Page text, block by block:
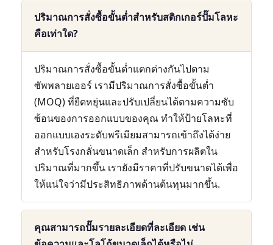
ปริมาณการสั่งซื้อขั้นต่ำสำหรับสติกเกอร์ปั๊มโลหะ
คือเท่าใด?
ปริมาณการสั่งซื้อขั้นต่ำแตกต่างกันไปตาม
ซัพพลายเออร์ เรามีปริมาณการสั่งซื้อขั้นต่ำ
(MOQ) ที่ยืดหยุ่นและปรับเปลี่ยนได้ตามความซับ
ซ้อนของการออกแบบของคุณ ทำให้ป้ายโลหะที่
ออกแบบเองระดับพรีเมียมสามารถเข้าถึงได้ง่าย
สำหรับโรงกลั่นขนาดเล็ก สำหรับการผลิตใน
ปริมาณที่มากขึ้น เรายังมีราคาที่ปรับขนาดได้เพื่อ
ให้แน่ใจว่ามีประสิทธิภาพด้านต้นทุนมากขึ้น.
คุณสามารถปั๊มรายละเอียดที่ละเอียด เช่น